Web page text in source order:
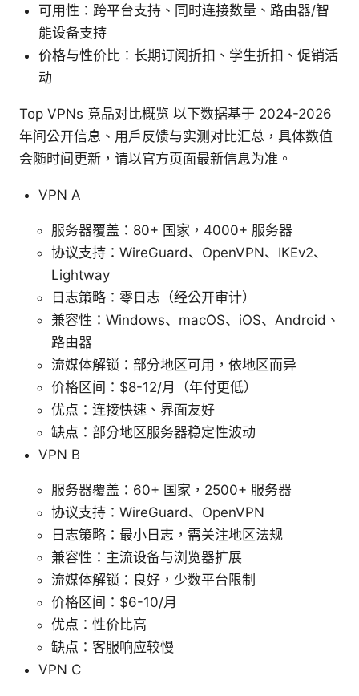
可用性：跨平台支持、同时连接数量、路由器/智
能设备支持
价格与性价比：长期订阅折扣、学生折扣、促销活
动
Top VPNs 竞品对比概览 以下数据基于 2024-2026
年间公开信息、用户反馈与实测对比汇总，具体数值
会随时间更新，请以官方页面最新信息为准。
VPN A
服务器覆盖：80+ 国家，4000+ 服务器
协议支持：WireGuard、OpenVPN、IKEv2、
Lightway
日志策略：零日志（经公开审计）
兼容性：Windows、macOS、iOS、Android、
路由器
流媒体解锁：部分地区可用，依地区而异
价格区间：$8-12/月（年付更低）
优点：连接快速、界面友好
缺点：部分地区服务器稳定性波动
VPN B
服务器覆盖：60+ 国家，2500+ 服务器
协议支持：WireGuard、OpenVPN
日志策略：最小日志，需关注地区法规
兼容性：主流设备与浏览器扩展
流媒体解锁：良好，少数平台限制
价格区间：$6-10/月
优点：性价比高
缺点：客服响应较慢
VPN C